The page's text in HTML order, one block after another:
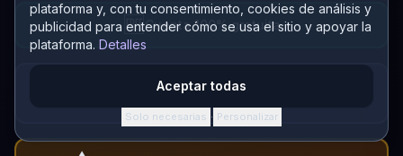
plataforma y, con tu consentimiento, cookies de análisis y
publicidad para entender cómo se usa el sitio y apoyar la
plataforma. Detalles
Aceptar todas
Solo necesarias · Personalizar
🆓Cuenta 100% gratuita
Todo en un lugar – bici, componentes,